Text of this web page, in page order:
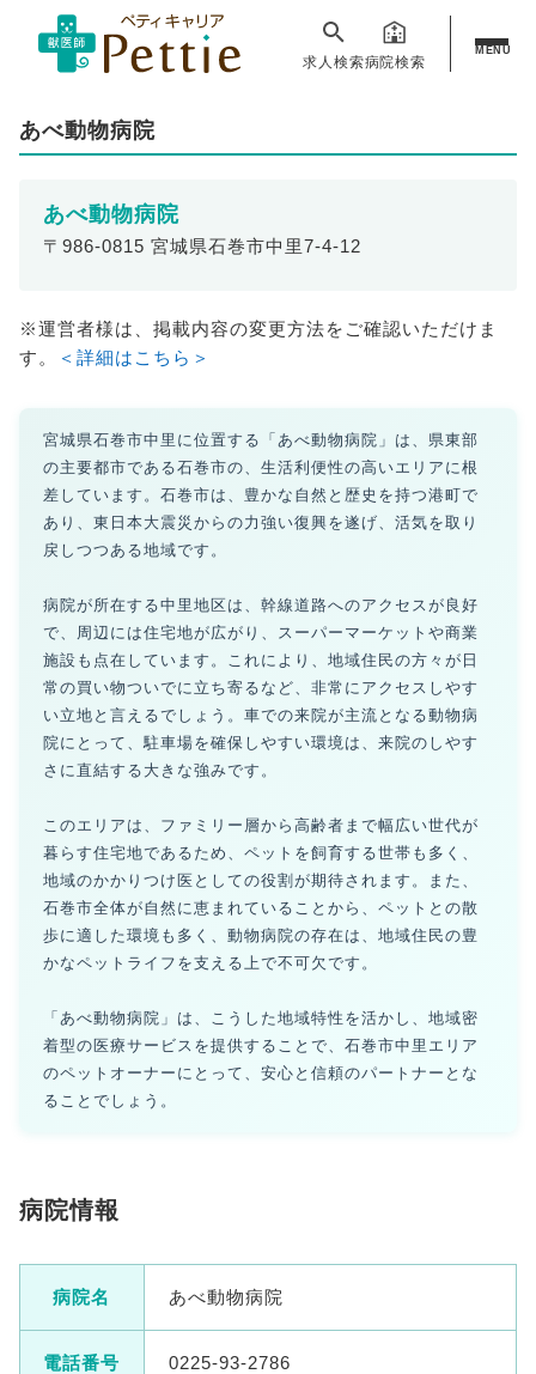
求人検索病院検索
MENU
あべ動物病院
あべ動物病院
〒986-0815 宮城県石巻市中里7-4-12
※運営者様は、掲載内容の変更方法をご確認いただけま
す。
＜詳細はこちら＞
宮城県石巻市中里に位置する「あべ動物病院」は、県東部
の主要都市である石巻市の、生活利便性の高いエリアに根
差しています。石巻市は、豊かな自然と歴史を持つ港町で
あり、東日本大震災からの力強い復興を遂げ、活気を取り
戻しつつある地域です。
病院が所在する中里地区は、幹線道路へのアクセスが良好
で、周辺には住宅地が広がり、スーパーマーケットや商業
施設も点在しています。これにより、地域住民の方々が日
常の買い物ついでに立ち寄るなど、非常にアクセスしやす
い立地と言えるでしょう。車での来院が主流となる動物病
院にとって、駐車場を確保しやすい環境は、来院のしやす
さに直結する大きな強みです。
このエリアは、ファミリー層から高齢者まで幅広い世代が
暮らす住宅地であるため、ペットを飼育する世帯も多く、
地域のかかりつけ医としての役割が期待されます。また、
石巻市全体が自然に恵まれていることから、ペットとの散
歩に適した環境も多く、動物病院の存在は、地域住民の豊
かなペットライフを支える上で不可欠です。
「あべ動物病院」は、こうした地域特性を活かし、地域密
着型の医療サービスを提供することで、石巻市中里エリア
のペットオーナーにとって、安心と信頼のパートナーとな
ることでしょう。
病院情報
病院名 あべ動物病院
電話番号 0225-93-2786